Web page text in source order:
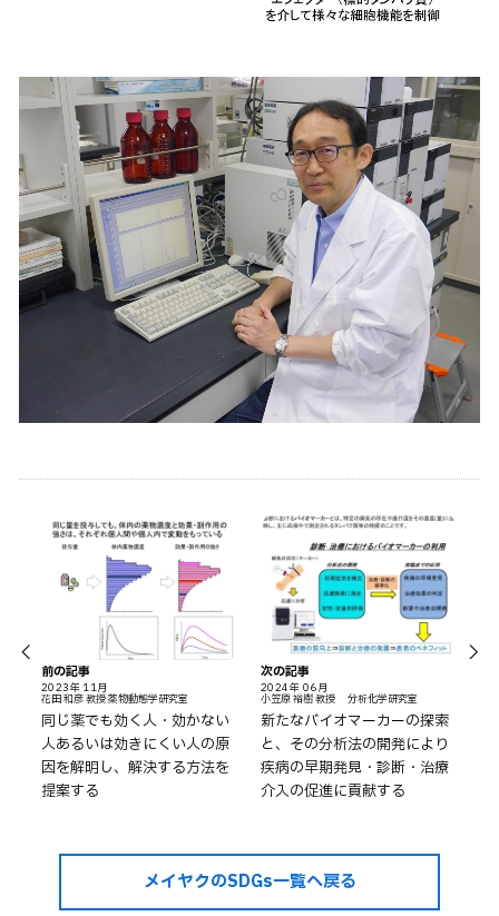
前の記事
2023年 11月
花田 和彦 教授 薬物動態学研究室
同じ薬でも効く人・効かない
人あるいは効きにくい人の原
因を解明し、解決する方法を
提案する
次の記事
2024年 06月
小笠原 裕樹 教授 分析化学研究室
新たなバイオマーカーの探索
と、その分析法の開発により
疾病の早期発見・診断・治療
介入の促進に貢献する
メイヤクのSDGs一覧へ戻る